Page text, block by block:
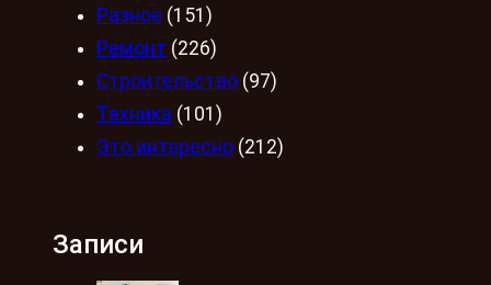
Разное (151)
Ремонт (226)
Строительство (97)
Техника (101)
Это интересно (212)
Записи